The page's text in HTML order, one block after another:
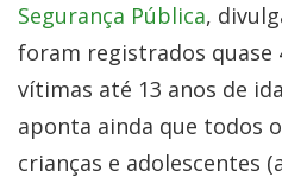
Segurança Pública,
foram registrados quase
vítimas até 13 anos de
aponta ainda que todos
crianças e adolescentes